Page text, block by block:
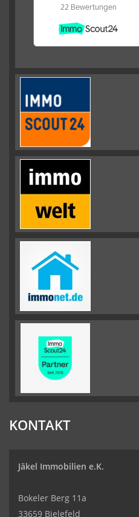
KONTAKT
Jäkel Immobilien e.K.
Bokeler Berg 11a
33659 Bielefeld